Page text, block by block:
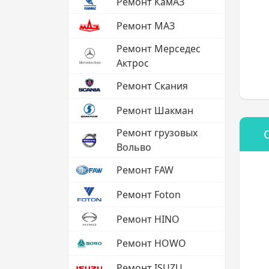
Ремонт МАЗ
Ремонт Мерседес
Актрос
Ремонт Скания
Ремонт Шакман
Ремонт грузовых
Вольво
Ремонт FAW
Ремонт Foton
Ремонт HINO
Ремонт HOWO